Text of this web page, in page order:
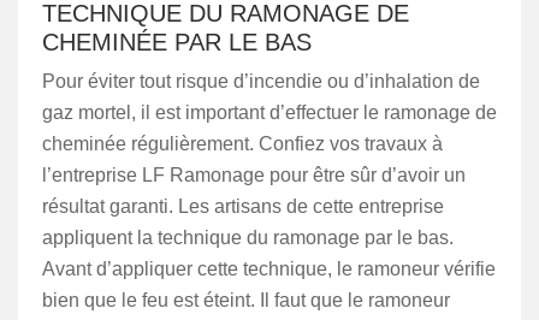
TECHNIQUE DU RAMONAGE DE
CHEMINÉE PAR LE BAS
Pour éviter tout risque d’incendie ou d’inhalation de
gaz mortel, il est important d’effectuer le ramonage de
cheminée régulièrement. Confiez vos travaux à
l’entreprise LF Ramonage pour être sûr d’avoir un
résultat garanti. Les artisans de cette entreprise
appliquent la technique du ramonage par le bas.
Avant d’appliquer cette technique, le ramoneur vérifie
bien que le feu est éteint. Il faut que le ramoneur